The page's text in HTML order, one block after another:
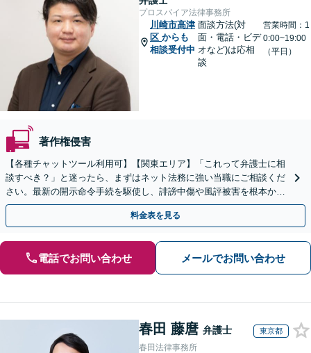
プロスパイア法律事務所
川崎市高津
区 からも
相談受付中
面談方法(対
面・電話・ビデ
オなど)は応相
談
営業時間：1
0:00~19:00
（平日）
著作権侵害
【各種チャットツール利用可】【関東エリア】「これって弁護士に相
談すべき？」と迷ったら、まずはネット法務に強い当職にご相談くだ
さい。最新の開示命令手続を駆使し、誹謗中傷や風評被害を根本から
解決します。最終的な終結を見据えて適切に対応します。
料金表を見る
電話でお問い合わせ メールでお問い合わせ
春田 藤麿 弁護士 東京都
春田法律事務所